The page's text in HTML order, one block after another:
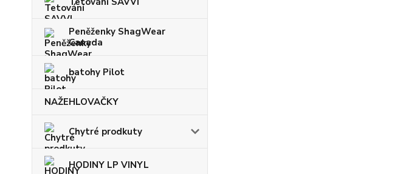
Peněženky ShagWear
Canada
batohy Pilot
NAŽEHLOVAČKY
Chytré prodkuty
HODINY LP VINYL